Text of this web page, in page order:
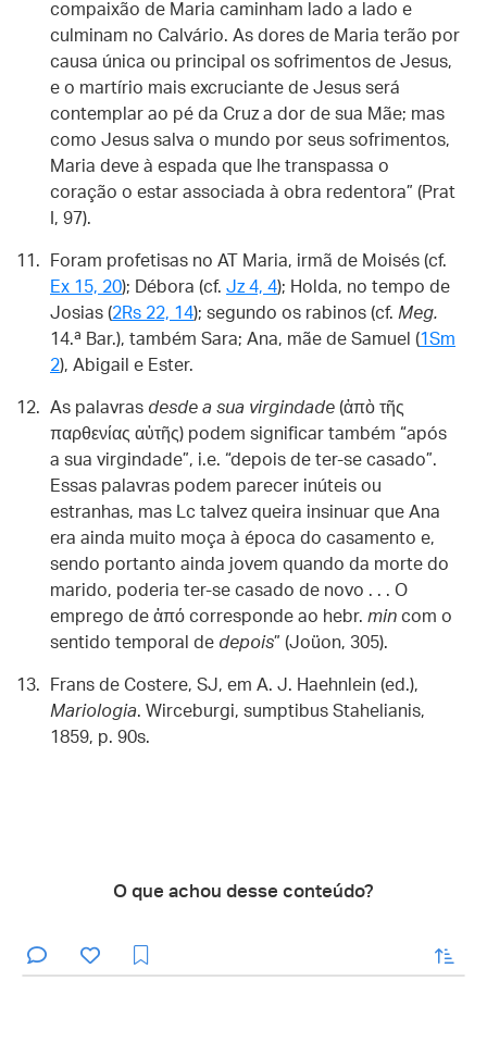
compaixão de Maria caminham lado a lado e
culminam no Calvário. As dores de Maria terão por
causa única ou principal os sofrimentos de Jesus,
e o martírio mais excruciante de Jesus será
contemplar ao pé da Cruz a dor de sua Mãe; mas
como Jesus salva o mundo por seus sofrimentos,
Maria deve à espada que lhe transpassa o
coração o estar associada à obra redentora” (Prat
I, 97).
Foram profetisas no AT Maria, irmã de Moisés (cf.
Ex 15, 20); Débora (cf. Jz 4, 4); Holda, no tempo de
Josias (2Rs 22, 14); segundo os rabinos (cf. Meg.
14.ª Bar.), também Sara; Ana, mãe de Samuel (1Sm
2), Abigail e Ester.
As palavras desde a sua virgindade (ἀπὸ τῆς
παρθενίας αὐτῆς) podem significar também “após
a sua virgindade”, i.e. “depois de ter-se casado”.
Essas palavras podem parecer inúteis ou
estranhas, mas Lc talvez queira insinuar que Ana
era ainda muito moça à época do casamento e,
sendo portanto ainda jovem quando da morte do
marido, poderia ter-se casado de novo . . . O
emprego de ἀπό corresponde ao hebr. min com o
sentido temporal de depois” (Joüon, 305).
Frans de Costere, SJ, em A. J. Haehnlein (ed.),
Mariologia. Wirceburgi, sumptibus Stahelianis,
1859, p. 90s.
O que achou desse conteúdo?
enviar